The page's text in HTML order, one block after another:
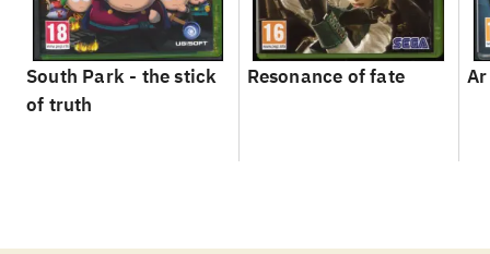
South Park - the stick
of truth
Resonance of fate